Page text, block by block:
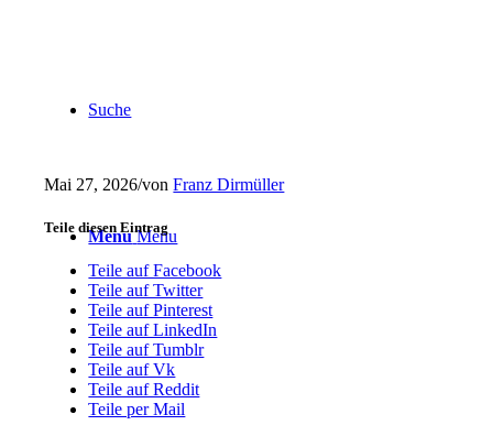
Suche
Menu Menu
Mai 27, 2026/vonFranz Dirmüller
Teile diesen Eintrag
Teile auf Facebook
Teile auf Twitter
Teile auf Pinterest
Teile auf LinkedIn
Teile auf Tumblr
Teile auf Vk
Teile auf Reddit
Teile per Mail